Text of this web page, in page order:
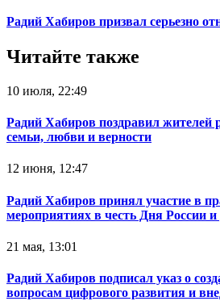
Радий Хабиров призвал серьезно
Читайте также
10 июля, 22:49
Радий Хабиров поздравил жителей
семьи, любви и верности
12 июня, 12:47
Радий Хабиров принял участие в
мероприятиях в честь Дня России
21 мая, 13:01
Радий Хабиров подписал указ о
вопросам цифрового развития и